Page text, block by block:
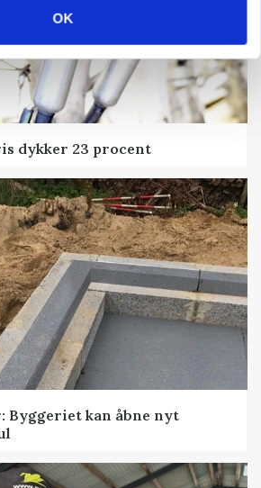
OK
dykker 23 procent
Byggeriet kan åbne nyt